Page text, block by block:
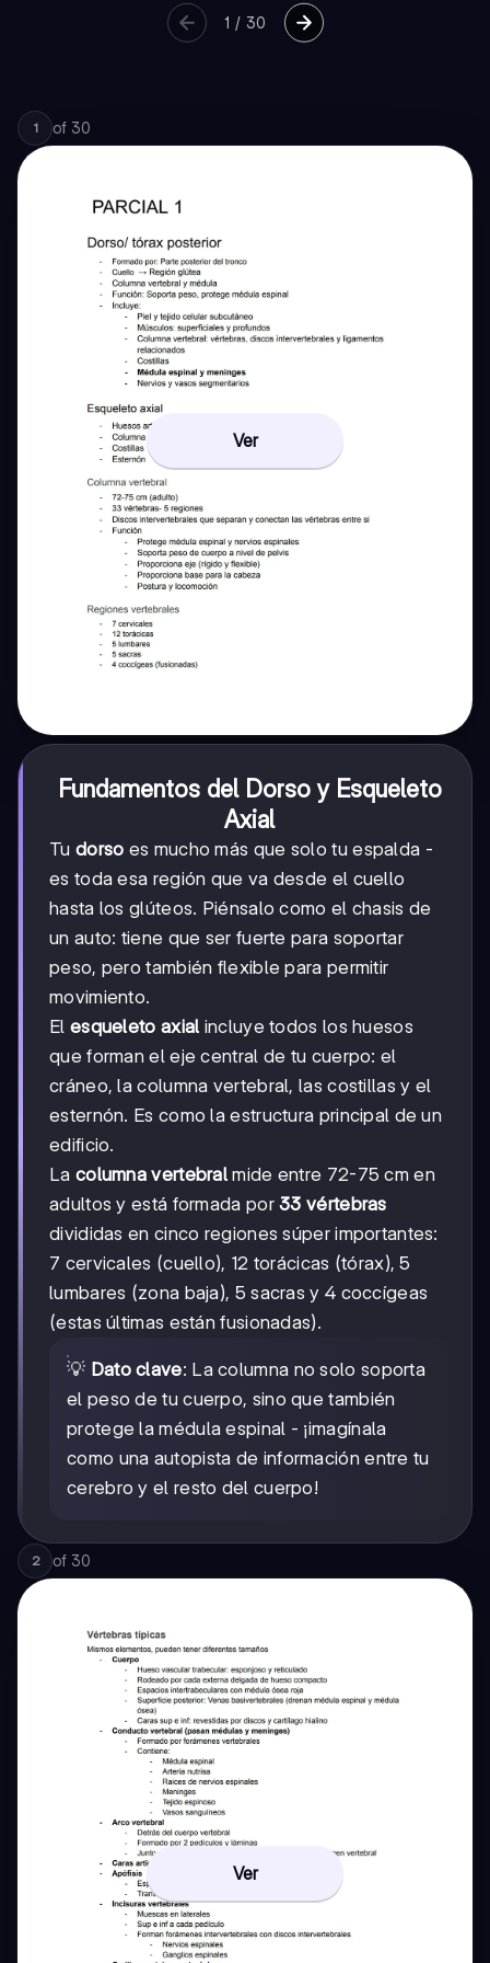
1 / 30
1 of 30
Ver
Fundamentos del Dorso y Esqueleto
Axial
Tu dorso es mucho más que solo tu espalda -
es toda esa región que va desde el cuello
hasta los glúteos. Piénsalo como el chasis de
un auto: tiene que ser fuerte para soportar
peso, pero también flexible para permitir
movimiento.
El esqueleto axial incluye todos los huesos
que forman el eje central de tu cuerpo: el
cráneo, la columna vertebral, las costillas y el
esternón. Es como la estructura principal de un
edificio.
La columna vertebral mide entre 72-75 cm en
adultos y está formada por33 vértebras
divididas en cinco regiones súper importantes:
7 cervicales (cuello), 12 torácicas (tórax), 5
lumbares (zona baja), 5 sacras y 4 coccígeas
(estas últimas están fusionadas).
💡 Dato clave: La columna no solo soporta
el peso de tu cuerpo, sino que también
protege la médula espinal - ¡imagínala
como una autopista de información entre tu
cerebro y el resto del cuerpo!
2 of 30
Ver